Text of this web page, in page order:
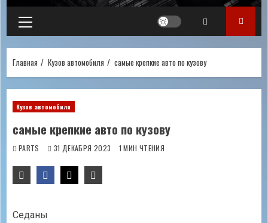
Основное
меню
Главная Кузов автомобиля самые крепкие авто по кузову
Кузов автомобиля
самые крепкие авто по кузову
PARTS 31 ДЕКАБРЯ 2023 1 МИН ЧТЕНИЯ
Седаны